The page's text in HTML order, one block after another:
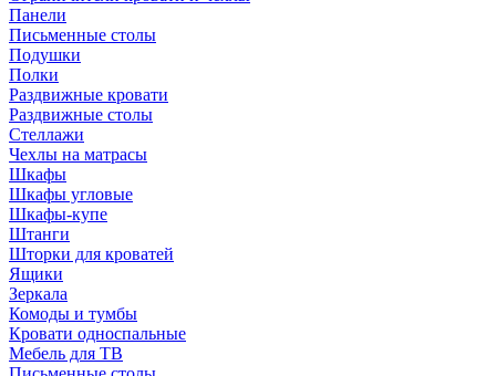
Панели
Письменные столы
Подушки
Полки
Раздвижные кровати
Раздвижные столы
Стеллажи
Чехлы на матрасы
Шкафы
Шкафы угловые
Шкафы-купе
Штанги
Шторки для кроватей
Ящики
Зеркала
Комоды и тумбы
Кровати односпальные
Мебель для ТВ